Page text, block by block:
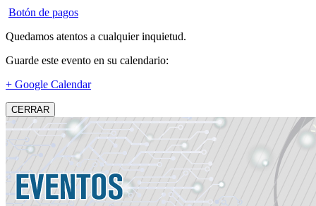
Botón de pagos
Quedamos atentos a cualquier inquietud.
Guarde este evento en su calendario:
+ Google Calendar
CERRAR